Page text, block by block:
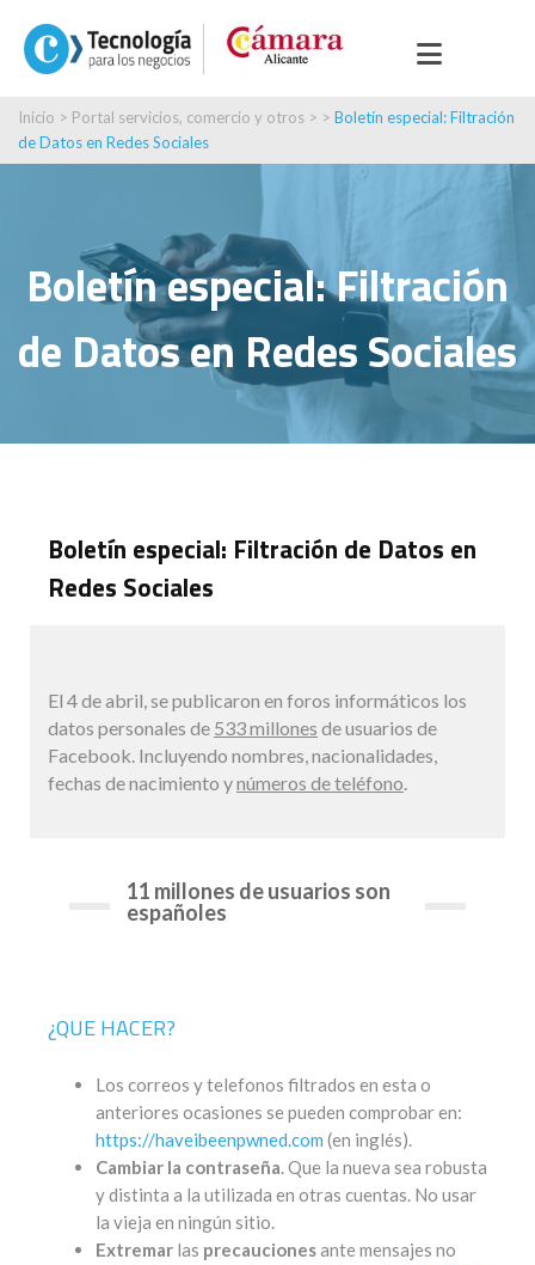
Inicio > Portal servicios, comercio y otros > > Boletín especial: Filtración
de Datos en Redes Sociales
Boletín especial: Filtración
de Datos en Redes Sociales
Boletín especial: Filtración de Datos en
Redes Sociales
El 4 de abril, se publicaron en foros informáticos los
datos personales de 533 millones de usuarios de
Facebook. Incluyendo nombres, nacionalidades,
fechas de nacimiento ynúmeros de teléfono.
11 millones de usuarios son
españoles
¿QUE HACER?
Los correos y telefonos filtrados en esta o
anteriores ocasiones se pueden comprobar en:
https://haveibeenpwned.com (en inglés).
Cambiar la contraseña. Que la nueva sea robusta
y distinta a la utilizada en otras cuentas. No usar
la vieja en ningún sitio.
Extremar las precaucionesante mensajes no